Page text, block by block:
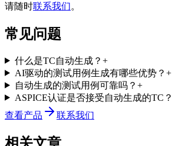
请随时联系我们。
常见问题
什么是TC自动生成？ +
AI驱动的测试用例生成有哪些优势？ +
自动生成的测试用例可靠吗？ +
ASPICE认证是否接受自动生成的TC？
查看产品
联系我们
相关文章